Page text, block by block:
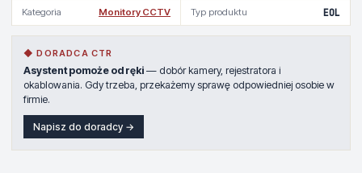
Kategoria Monitory CCTV Typ produktu EOL
◆ DORADCA CTR
Asystent pomoże od ręki — dobór kamery, rejestratora i
okablowania. Gdy trzeba, przekażemy sprawę odpowiedniej osobie w
firmie.
Napisz do doradcy →